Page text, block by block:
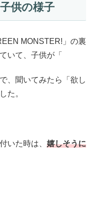
供の様子
MONSTER!」の裏
いて、子供が「
、聞いてみたら「欲し
た。
いた時は、 嬉しそうに